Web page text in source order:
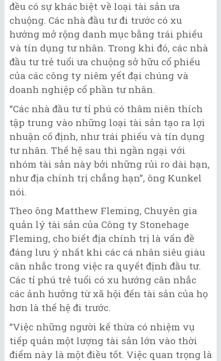
đều có sự khác biệt về loại tài sản ưa
chuộng. Các nhà đầu tư đi trước có xu
hướng mở rộng danh mục bằng trái phiếu
và tín dụng tư nhân. Trong khi đó, các nhà
đầu tư trẻ tuổi ưa chuộng sở hữu cổ phiếu
của các công ty niêm yết đại chúng và
doanh nghiệp cổ phần tư nhân.
“Các nhà đầu tư tỉ phú có thâm niên thích
tập trung vào những loại tài sản tạo ra lợi
nhuận cố định, như trái phiếu và tín dụng
tư nhân. Thế hệ sau thì ngần ngại với
nhóm tài sản này bởi những rủi ro dài hạn,
như địa chính trị chẳng hạn”, ông Kunkel
nói.
Theo ông Matthew Fleming, Chuyên gia
quản lý tài sản của Công ty Stonehage
Fleming, cho biết địa chính trị là vấn đề
đáng lưu ý nhất khi các cá nhân siêu giàu
cân nhắc trong việc ra quyết định đầu tư.
Các tỉ phú trẻ tuổi có xu hướng cân nhắc
các ảnh hưởng từ xã hội đến tài sản của họ
hơn là thế hệ đi trước.
“Việc những người kế thừa có nhiệm vụ
tiếp quản một lượng tài sản lớn vào thời
điểm này là một điều tốt. Việc quan trọng là